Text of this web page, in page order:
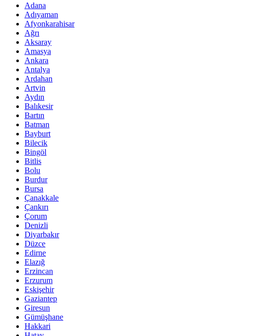
Adana
Adıyaman
Afyonkarahisar
Ağrı
Aksaray
Amasya
Ankara
Antalya
Ardahan
Artvin
Aydın
Balıkesir
Bartın
Batman
Bayburt
Bilecik
Bingöl
Bitlis
Bolu
Burdur
Bursa
Çanakkale
Çankırı
Çorum
Denizli
Diyarbakır
Düzce
Edirne
Elazığ
Erzincan
Erzurum
Eskişehir
Gaziantep
Giresun
Gümüşhane
Hakkari